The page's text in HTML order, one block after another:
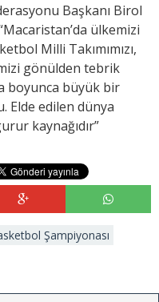
Başkanı Birol
ülkemizi
Milli Takımımızı,
gönülden tebrik
boyunca büyük bir
Elde edilen dünya
kaynağıdır”
Şampiyonası